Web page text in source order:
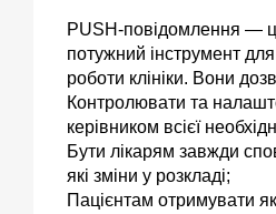
PUSH-повідомлення —
потужний інструмент для
роботи клініки. Вони
Контролювати та
керівником всієї
Бути лікарям завжди
які зміни у розкладі;
Пацієнтам отримувати